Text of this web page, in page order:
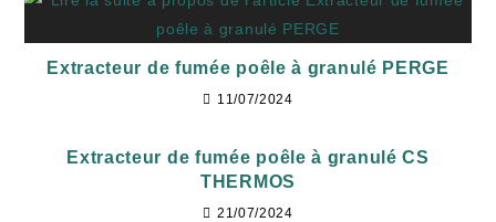
Extracteur de fumée poêle à granulé PERGE
11/07/2024
Extracteur de fumée poêle à granulé CS
THERMOS
21/07/2024